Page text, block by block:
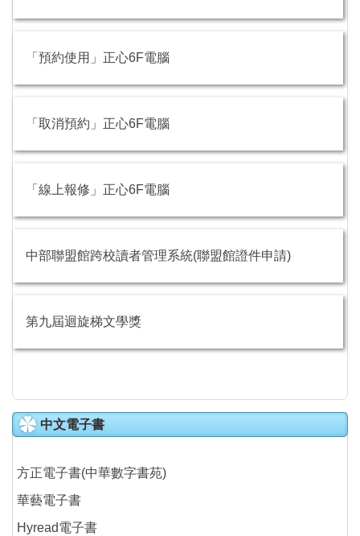
「預約使用」正心6F電腦
「取消預約」正心6F電腦
「線上報修」正心6F電腦
中部聯盟館跨校讀者管理系統(聯盟館證件申請)
第九屆迴旋梯文學獎
中文電子書
方正電子書(中華數字書苑)
華藝電子書
Hyread電子書